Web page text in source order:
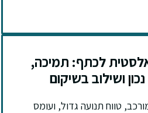
לכתף: תמיכה,
ושילוב בשיקום
טווח תנועה גדול, ועומס